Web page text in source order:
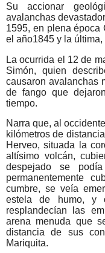
Su accionar
avalanchas
1595, en plena época
el año1845 y la última,
La ocurrida el 12 de
Simón, quien
causaron avalanchas
de fango que
tiempo.
Narra que, al
kilómetros de
Herveo, situada la
altísimo volcán,
despejado se
permanentemente
cumbre, se veía
estela de humo, y
resplandecían las
arena menuda que
distancia de sus
Mariquita.